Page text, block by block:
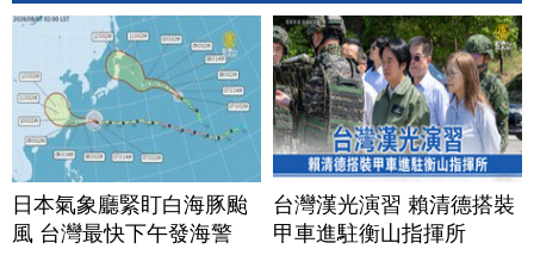
日本氣象廳緊盯白海豚颱
風 台灣最快下午發海警
台灣漢光演習 賴清德搭裝
甲車進駐衡山指揮所